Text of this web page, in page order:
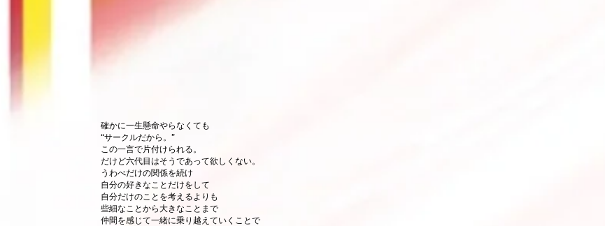
確かに一生懸命やらなくても
“サークルだから。”
この一言で片付けられる。
だけど六代目はそうであって欲しくない。
うわべだけの関係を続け
自分の好きなことだけをして
自分だけのことを考えるよりも
些細なことから大きなことまで
仲間を感じて一緒に乗り越えていくことで